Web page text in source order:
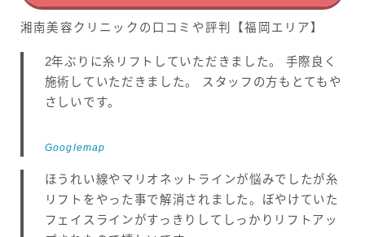
湘南美容クリニックの口コミや評判【福岡エリア】
2年ぶりに糸リフトしていただきました。 手際良く
施術していただきました。 スタッフの方もとてもや
さしいです。
Googlemap
ほうれい線やマリオネットラインが悩みでしたが糸
リフトをやった事で解消されました。ぼやけていた
フェイスラインがすっきりしてしっかりリフトアッ